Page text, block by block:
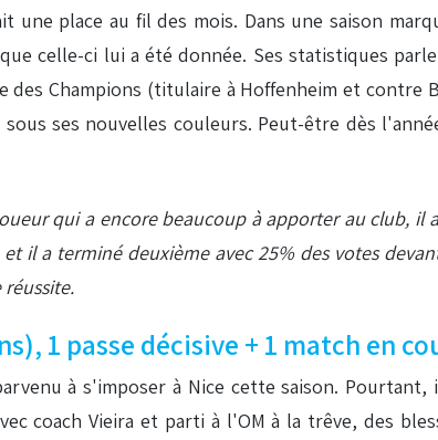
place au fil des mois. Dans une saison
celle-ci lui a été donnée. Ses statistiques
Champions (titulaire à Hoffenheim et contre
ses nouvelles couleurs. Peut-être dès
qui a encore beaucoup à apporter au club,
a terminé deuxième avec 25% des votes
1 passe décisive + 1 match en
à s'imposer à Nice cette saison.
coach Vieira et parti à l'OM à la trêve, des